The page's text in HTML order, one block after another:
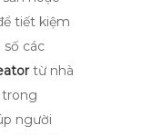
tiết kiệm
số các
từ nhà
người